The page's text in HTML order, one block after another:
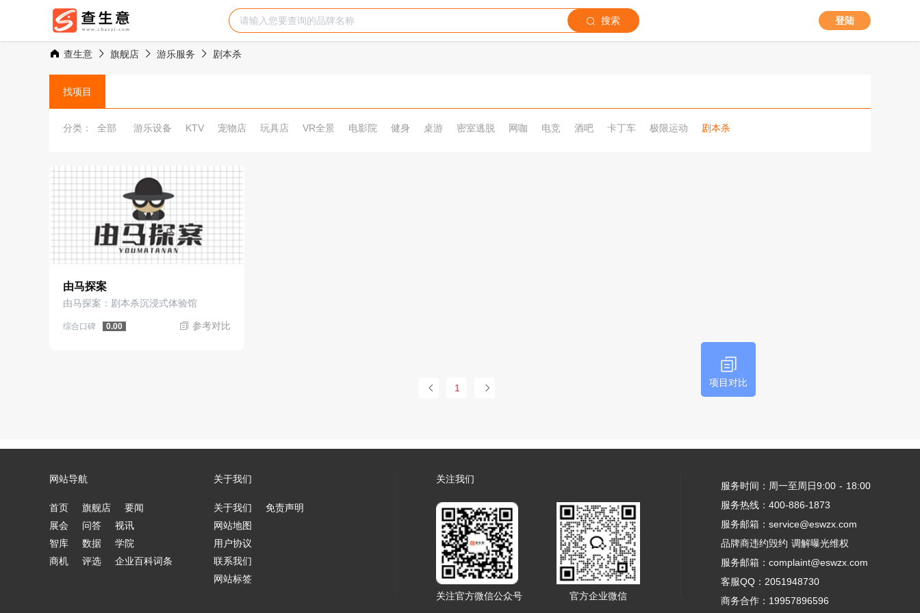
搜索 登陆
查生意 旗舰店 游乐服务 剧本杀
找项目
分类： 全部 游乐设备 KTV 宠物店 玩具店 VR全景 电影院 健身 桌游 密室逃脱 网咖 电竞 酒吧 卡丁车 极限运动 剧本杀
由马探案
由马探案：剧本杀沉浸式体验馆
综合口碑 0.00 参考对比
1 项目对比
网站导航
首页 旗舰店
要闻
展会
问答
视讯
智库
数据
学院
商机
评选 企业百科词条
关于我们
关于我们
免责声明
网站地图
用户协议
联系我们
网站标签
关注我们
关注官方微信公众号 官方企业微信
服务时间：周一至周日9:00 - 18:00
服务热线：400-886-1873
服务邮箱：service@eswzx.com
品牌商违约毁约 调解曝光维权
服务邮箱：complaint@eswzx.com
客服QQ：2051948730
商务合作：19957896596